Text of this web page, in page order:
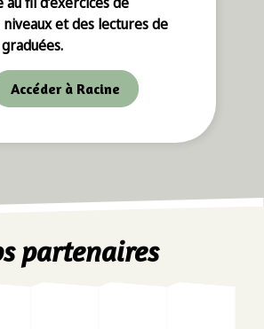
et des lectures de
Accéder à Racine
partenaires